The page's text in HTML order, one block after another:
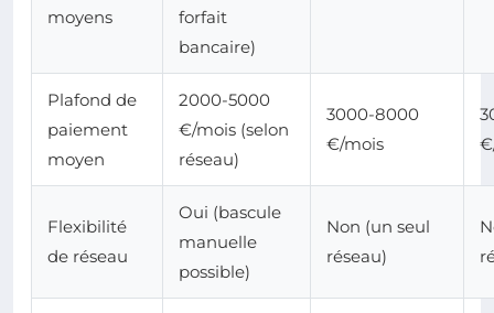
moyens
forfait
bancaire)
Plafond de
paiement
moyen
2000-5000
€/mois (selon
réseau)
3000-8000
€/mois
Flexibilité
de réseau
Oui (bascule
manuelle
possible)
Non (un seul
réseau)